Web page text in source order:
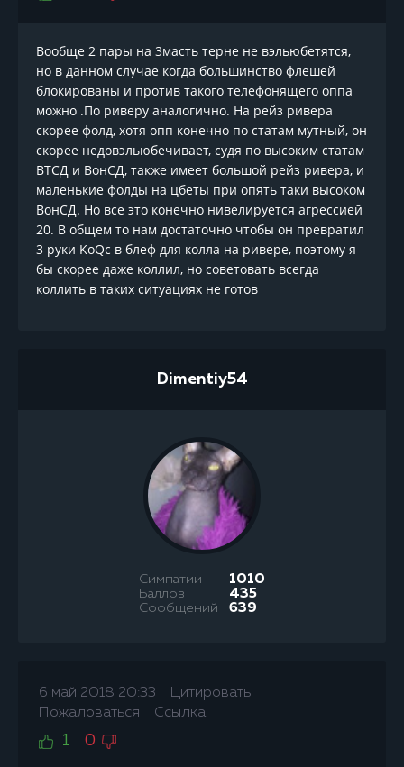
Вообще 2 пары на 3масть терне не вэльюбетятся,
но в данном случае когда большинство флешей
блокированы и против такого телефонящего оппа
можно .По риверу аналогично. На рейз ривера
скорее фолд, хотя опп конечно по статам мутный, он
скорее недовэльюбечивает, судя по высоким статам
ВТСД и ВонСД, также имеет большой рейз ривера, и
маленькие фолды на цбеты при опять таки высоком
ВонСД. Но все это конечно нивелируется агрессией
20. В общем то нам достаточно чтобы он превратил
3 руки KoQc в блеф для колла на ривере, поэтому я
бы скорее даже коллил, но советовать всегда
коллить в таких ситуациях не готов
Dimentiy54
Симпатии 1010
Баллов 435
Сообщений 639
6 май 2018 20:33
Цитировать
Пожаловаться
Ссылка
1 0